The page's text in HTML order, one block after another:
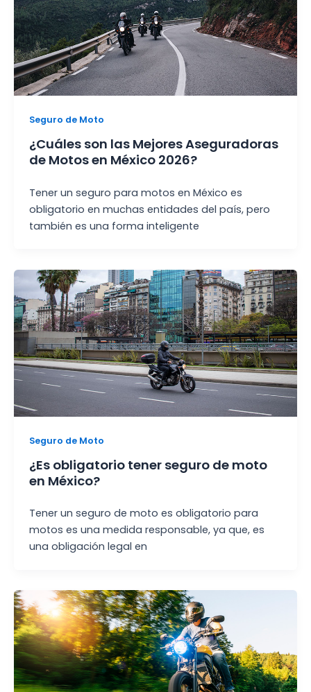
Seguro de Moto
¿Cuáles son las Mejores Aseguradoras
de Motos en México 2026?
Tener un seguro para motos en México es
obligatorio en muchas entidades del país, pero
también es una forma inteligente
Seguro de Moto
¿Es obligatorio tener seguro de moto
en México?
Tener un seguro de moto es obligatorio para
motos es una medida responsable, ya que, es
una obligación legal en